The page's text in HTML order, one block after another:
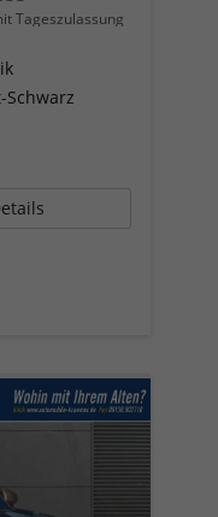
Tageszulassung